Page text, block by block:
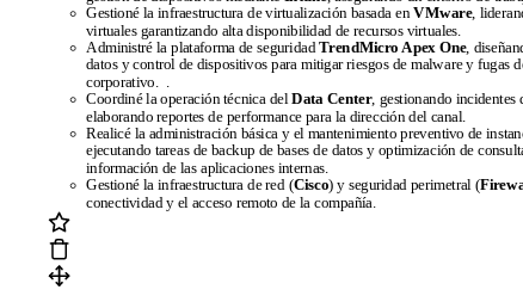
Gestioné la infraestructura de virtualización basada enVMware,
virtuales garantizando alta disponibilidad de recursos virtuales.
Administré la plataforma de seguridadTrendMicro Apex One,
datos y control de dispositivos para mitigar riesgos de malware y fugas
corporativo.
Coordiné la operación técnica delData Center, gestionando
elaborando reportes de performance para la dirección del canal.
Realicé la administración básica y el mantenimiento preventivo de
ejecutando tareas de backup de bases de datos y optimización de
información de las aplicaciones internas.
Gestioné la infraestructura de red (Cisco) y seguridad perimetral (
conectividad y el acceso remoto de la compañía.
Free resume templatesATS-friendly templates Best resume maker
About CandyCV Editorial methodology Press kit